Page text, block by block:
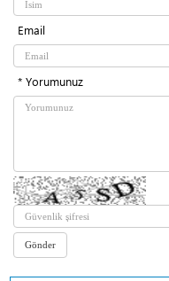
Email
* Yorumunuz